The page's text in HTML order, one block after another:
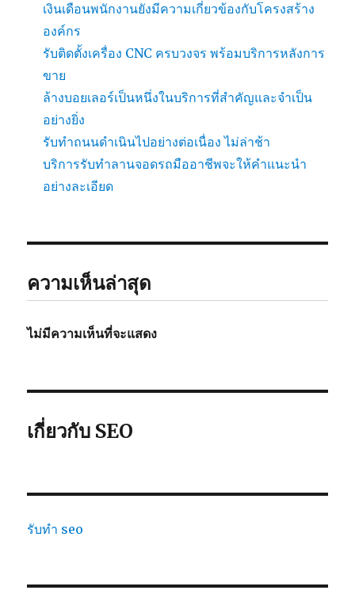
เงินเดือนพนักงานยังมีความเกี่ยวข้องกับโครงสร้าง
องค์กร
รับติดตั้งเครื่อง CNC ครบวงจร พร้อมบริการหลังการ
ขาย
ล้างบอยเลอร์เป็นหนึ่งในบริการที่สำคัญและจำเป็น
อย่างยิ่ง
รับทำถนนดำเนินไปอย่างต่อเนื่อง ไม่ล่าช้า
บริการรับทำลานจอดรถมืออาชีพจะให้คำแนะนำ
อย่างละเอียด
ความเห็นล่าสุด
ไม่มีความเห็นที่จะแสดง
เกี่ยวกับ SEO
รับทำ seo